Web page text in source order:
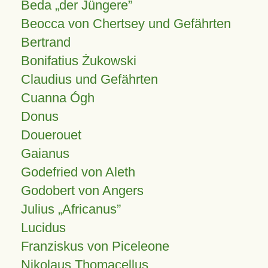
Beda „der Jüngere”
Beocca von Chertsey und Gefährten
Bertrand
Bonifatius Żukowski
Claudius und Gefährten
Cuanna Ógh
Donus
Douerouet
Gaianus
Godefried von Aleth
Godobert von Angers
Julius Africanus
Lucidus
Franziskus von Piceleone
Nikolaus Thomacellus